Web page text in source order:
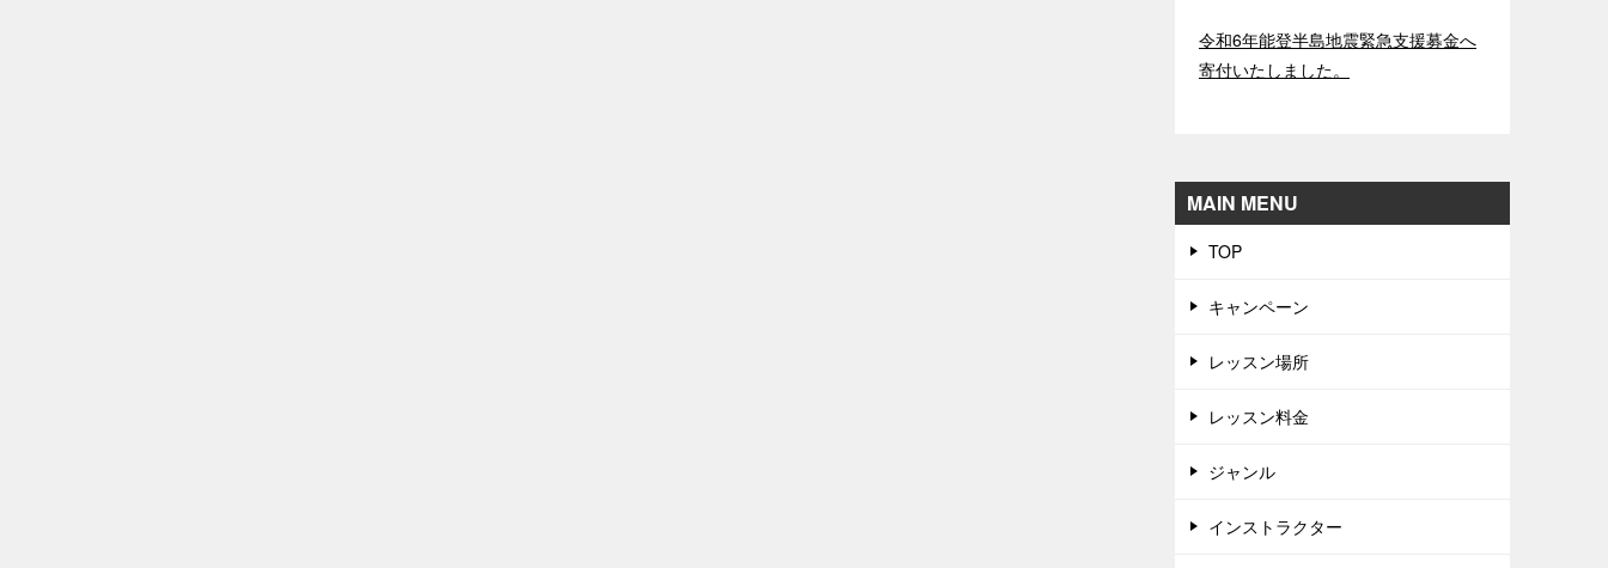
令和6年能登半島地震緊急支援募金へ
寄付いたしました。
MAIN MENU
TOP
キャンペーン
レッスン場所
レッスン料金
ジャンル
インストラクター